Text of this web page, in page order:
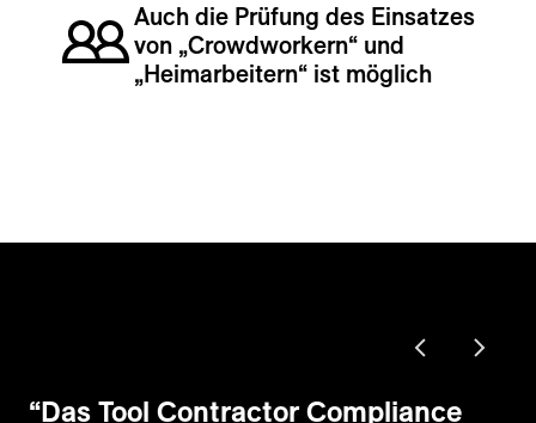
Auch die Prüfung des Einsatzes
von „Crowdworkern“ und
„Heimarbeitern“ ist möglich
“Das Tool Contractor Compliance